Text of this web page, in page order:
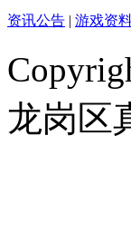
资讯公告 | 游戏资
龙岗区